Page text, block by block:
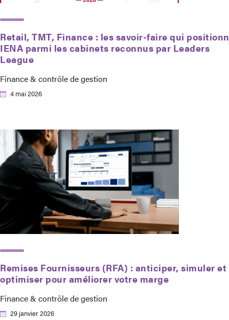
Retail, TMT, Finance : les savoir-faire qui
IENA parmi les cabinets reconnus par Leaders
League
Finance & contrôle de gestion
4 mai 2026
Remises Fournisseurs (RFA) : anticiper, simuler et
optimiser pour améliorer votre marge
Finance & contrôle de gestion
29 janvier 2026